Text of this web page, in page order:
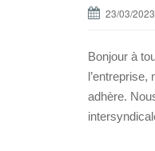
23/03/2023
Bonjour à
adhère.